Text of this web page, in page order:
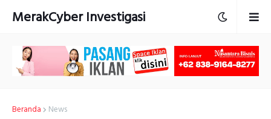
MerakCyber Investigasi
Beranda News